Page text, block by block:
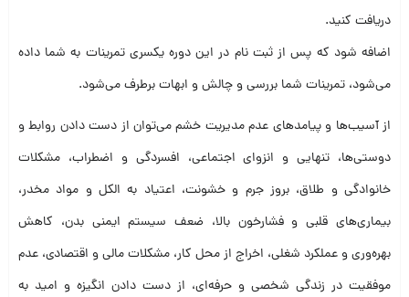
دریافت کنید.
اضافه شود که پس از ثبت نام در این دوره یکسری تمرینات به شما داده
می‌شود، تمرینات شما بررسی و چالش و ابهات برطرف می‌شود.
از آسیب‌ها و پیامد‌های عدم مدیریت خشم می‌توان از دست دادن روابط و
دوستی‌ها، تنهایی و انزوای اجتماعی، افسردگی و اضطراب، مشکلات
خانوادگی و طلاق، بروز جرم و خشونت، اعتیاد به الکل و مواد مخدر،
بیماری‌های قلبی و فشارخون بالا، ضعف سیستم ایمنی بدن، کاهش
بهره‌وری و عملکرد شغلی، اخراج از محل کار، مشکلات مالی و اقتصادی، عدم
موفقیت در زندگی شخصی و حرفه‌ای، از دست دادن انگیزه و امید به